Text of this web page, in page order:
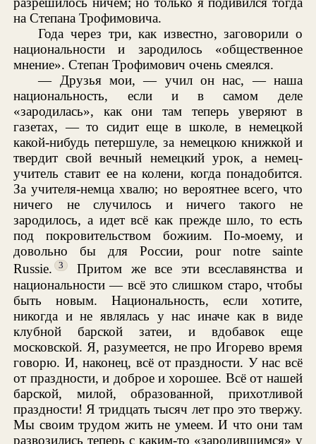
на Степана Трофимовича.
Года через три, как известно, заговорили о
национальности и зародилось «общественное
мнение». Степан Трофимович очень смеялся.
— Друзья мои, — учил он нас, — наша
национальность, если и в самом деле
«зародилась», как они там теперь уверяют в
газетах, — то сидит еще в школе, в немецкой
какой-нибудь петершуле, за немецкою книжкой и
твердит свой вечный немецкий урок, а немец-
учитель ставит ее на колени, когда понадобится.
За учителя-немца хвалю; но вероятнее всего, что
ничего не случилось и ничего такого не
зародилось, а идет всё как прежде шло, то есть
под покровительством божиим. По-моему, и
довольно бы для России, pour notre sainte
Russie.
3
Притом же все эти всеславянства и
национальности — всё это слишком старо, чтобы
быть новым. Национальность, если хотите,
никогда и не являлась у нас иначе как в виде
клубной барской затеи, и вдобавок еще
московской. Я, разумеется, не про Игорево время
говорю. И, наконец, всё от праздности. У нас всё
от праздности, и доброе и хорошее. Всё от нашей
барской, милой, образованной, прихотливой
праздности! Я тридцать тысяч лет про это твержу.
Мы своим трудом жить не умеем. И что они там
развозились теперь с каким-то «зародившимся» у